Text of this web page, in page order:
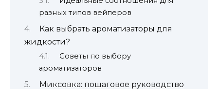
разных типов вейперов
Как выбрать ароматизаторы для
жидкости?
Советы по выбору
ароматизаторов
Миксовка: пошаговое руководство